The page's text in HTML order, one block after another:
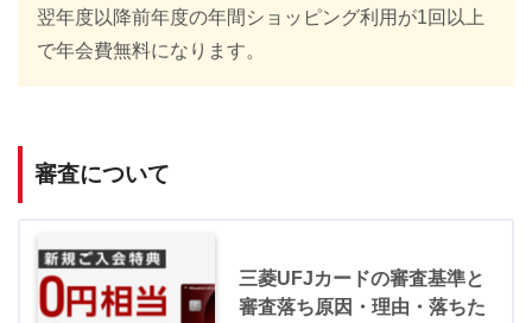
翌年度以降前年度の年間ショッピング利用が1回以上
で年会費無料になります。
審査について
三菱UFJカードの審査基準と
審査落ち原因・理由・落ちた